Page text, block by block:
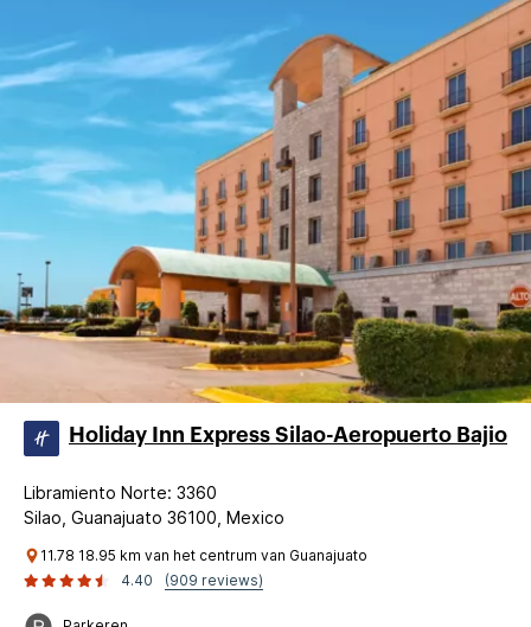
Holiday Inn Express Silao-Aeropuerto Bajio
Libramiento Norte: 3360
Silao, Guanajuato 36100, Mexico
11.78 18.95 km van het centrum van Guanajuato
4.40
(909 reviews)